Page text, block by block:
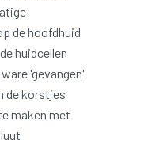
de hoofdhuid
huidcellen
'gevangen'
de korstjes
maken met